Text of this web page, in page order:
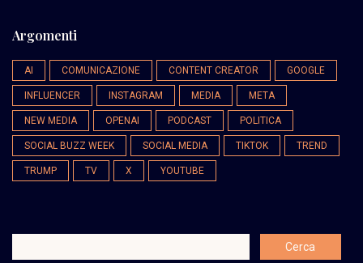
Argomenti
AI COMUNICAZIONE CONTENT CREATOR GOOGLE
INFLUENCER INSTAGRAM MEDIA META
NEW MEDIA OPENAI PODCAST POLITICA
SOCIAL BUZZ WEEK SOCIAL MEDIA TIKTOK TREND
TRUMP TV X YOUTUBE